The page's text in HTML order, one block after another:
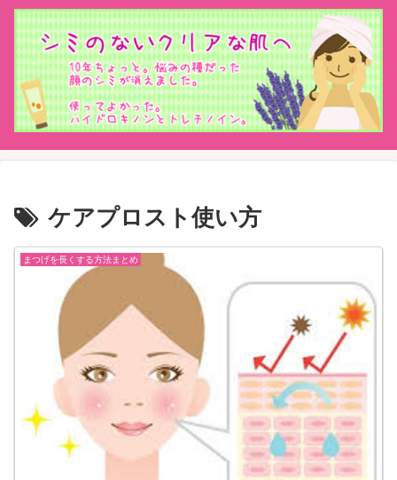
ケアプロスト使い方
まつげを長くする方法まとめ